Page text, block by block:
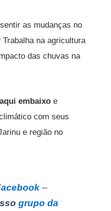
as mudanças no
na agricultura
das chuvas na
embaixo e
com seus
e região no
–
grupo da